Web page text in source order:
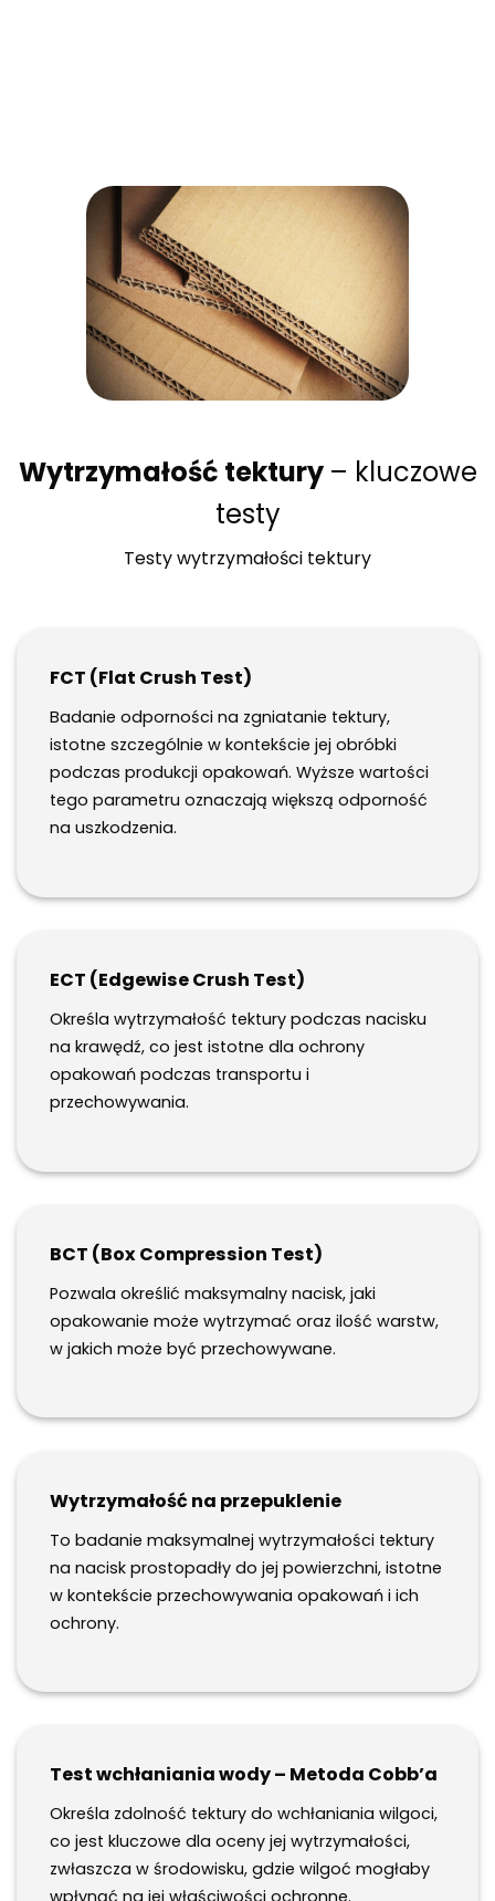
Wytrzymałość tektury – kluczowe
testy
Testy wytrzymałości tektury
FCT (Flat Crush Test)
Badanie odporności na zgniatanie tektury,
istotne szczególnie w kontekście jej obróbki
podczas produkcji opakowań. Wyższe wartości
tego parametru oznaczają większą odporność
na uszkodzenia.
ECT (Edgewise Crush Test)
Określa wytrzymałość tektury podczas nacisku
na krawędź, co jest istotne dla ochrony
opakowań podczas transportu i
przechowywania.
BCT (Box Compression Test)
Pozwala określić maksymalny nacisk, jaki
opakowanie może wytrzymać oraz ilość warstw,
w jakich może być przechowywane.
Wytrzymałość na przepuklenie
To badanie maksymalnej wytrzymałości tektury
na nacisk prostopadły do jej powierzchni, istotne
w kontekście przechowywania opakowań i ich
ochrony.
Test wchłaniania wody – Metoda Cobb’a
Określa zdolność tektury do wchłaniania wilgoci,
co jest kluczowe dla oceny jej wytrzymałości,
zwłaszcza w środowisku, gdzie wilgoć mogłaby